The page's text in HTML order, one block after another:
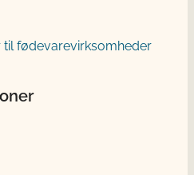
til fødevarevirksomheder